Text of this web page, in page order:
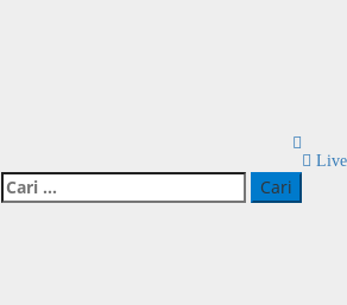
Cari
untuk:
Live